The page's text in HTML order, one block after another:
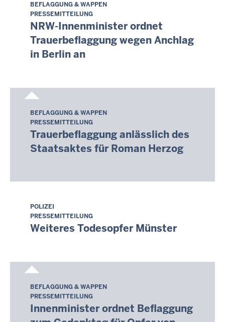
Donnerstag,
6.
August
2026
-
BEFLAGGUNG & WAPPEN
PRESSEMITTEILUNG
NRW-Innenminister ordnet
Trauerbeflaggung wegen Anchlag
in Berlin an
Donnerstag,
6.
August
2026
BEFLAGGUNG & WAPPEN
PRESSEMITTEILUNG
Trauerbeflaggung anlässlich des
Staatsaktes für Roman Herzog
Donnerstag,
6.
August
14:25
POLIZEI
PRESSEMITTEILUNG
Weiteres Todesopfer Münster
Donnerstag,
6.
August
BEFLAGGUNG & WAPPEN
PRESSEMITTEILUNG
Innenminister ordnet Beflaggung